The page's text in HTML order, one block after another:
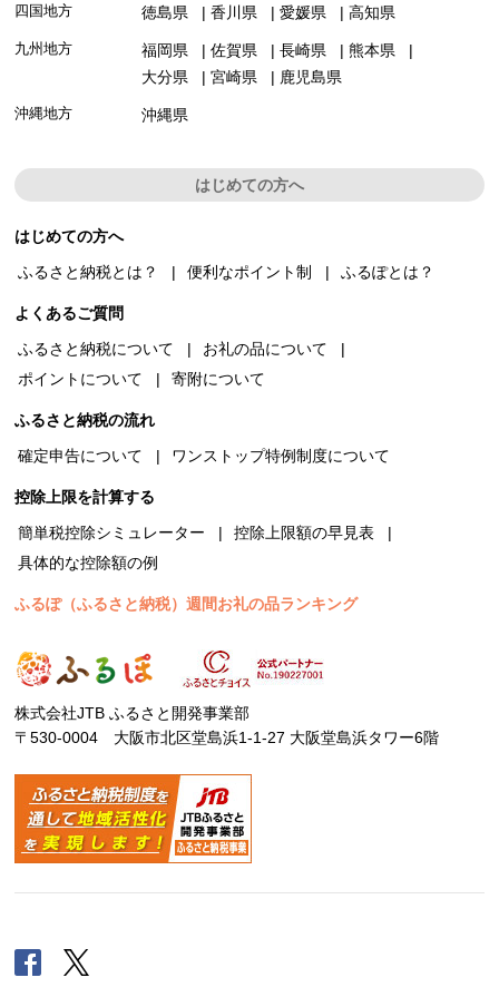
四国地方 徳島県 香川県 愛媛県 高知県
九州地方 福岡県 佐賀県 長崎県
熊本県
大分県
宮崎県 鹿児島県
沖縄地方 沖縄県
はじめての方へ
はじめての方へ
ふるさと納税とは？
便利なポイント制 ふるぽとは？
よくあるご質問
ふるさと納税について
お礼の品について
ポイントについて
寄附について
ふるさと納税の流れ
確定申告について
ワンストップ特例制度について
控除上限を計算する
簡単税控除シミュレーター
控除上限額の早見表
具体的な控除額の例
ふるぽ（ふるさと納税）週間お礼の品ランキング
株式会社JTB ふるさと開発事業部
〒530-0004 大阪市北区堂島浜1-1-27 大阪堂島浜タワー6階
Facebook